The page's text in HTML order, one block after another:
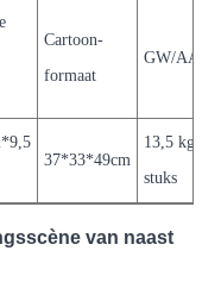
Cartoon-
formaat
GW/
37*33*49cm
13,5 kg/50
stuks
van naast